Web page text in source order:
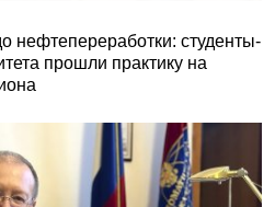
нефтепереработки: студенты-
прошли практику на